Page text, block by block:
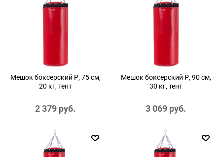
Мешок боксерский Р, 75 см,
20 кг, тент
2 379 руб.
Мешок боксерский Р, 90 см,
30 кг, тент
3 069 руб.